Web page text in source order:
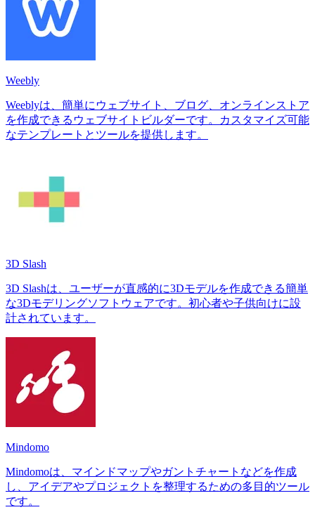
Weebly
Weeblyは、簡単にウェブサイト、ブログ、オンラインストア
を作成できるウェブサイトビルダーです。カスタマイズ可能
なテンプレートとツールを提供します。
3D Slash
3D Slashは、ユーザーが直感的に3Dモデルを作成できる簡単
な3Dモデリングソフトウェアです。初心者や子供向けに設
計されています。
Mindomo
Mindomoは、マインドマップやガントチャートなどを作成
し、アイデアやプロジェクトを整理するための多目的ツール
です。